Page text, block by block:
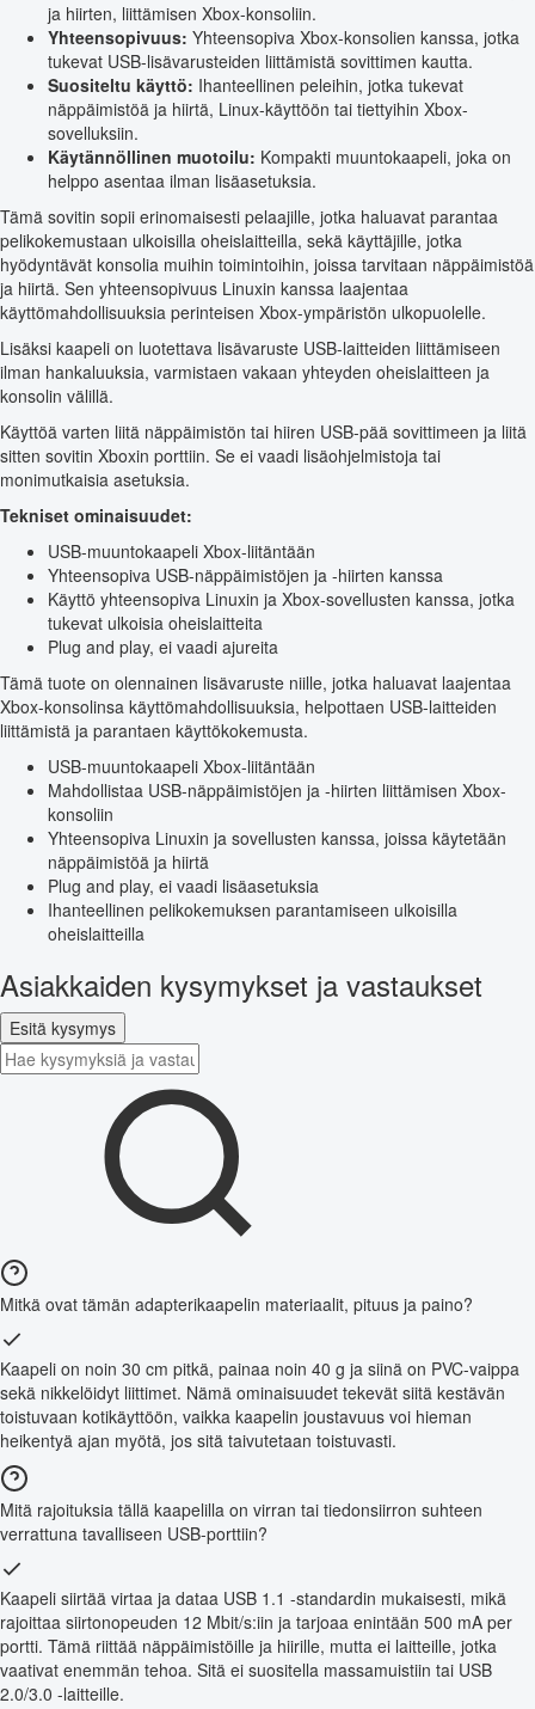
ja hiirten, liittämisen Xbox-konsoliin.
Yhteensopivuus: Yhteensopiva Xbox-konsolien kanssa, jotka
tukevat USB-lisävarusteiden liittämistä sovittimen kautta.
Suositeltu käyttö: Ihanteellinen peleihin, jotka tukevat
näppäimistöä ja hiirtä, Linux-käyttöön tai tiettyihin Xbox-
sovelluksiin.
Käytännöllinen muotoilu: Kompakti muuntokaapeli, joka on
helppo asentaa ilman lisäasetuksia.
Tämä sovitin sopii erinomaisesti pelaajille, jotka haluavat parantaa
pelikokemustaan ulkoisilla oheislaitteilla, sekä käyttäjille, jotka
hyödyntävät konsolia muihin toimintoihin, joissa tarvitaan näppäimistöä
ja hiirtä. Sen yhteensopivuus Linuxin kanssa laajentaa
käyttömahdollisuuksia perinteisen Xbox-ympäristön ulkopuolelle.
Lisäksi kaapeli on luotettava lisävaruste USB-laitteiden liittämiseen
ilman hankaluuksia, varmistaen vakaan yhteyden oheislaitteen ja
konsolin välillä.
Käyttöä varten liitä näppäimistön tai hiiren USB-pää sovittimeen ja liitä
sitten sovitin Xboxin porttiin. Se ei vaadi lisäohjelmistoja tai
monimutkaisia asetuksia.
Tekniset ominaisuudet:
USB-muuntokaapeli Xbox-liitäntään
Yhteensopiva USB-näppäimistöjen ja -hiirten kanssa
Käyttö yhteensopiva Linuxin ja Xbox-sovellusten kanssa, jotka
tukevat ulkoisia oheislaitteita
Plug and play, ei vaadi ajureita
Tämä tuote on olennainen lisävaruste niille, jotka haluavat laajentaa
Xbox-konsolinsa käyttömahdollisuuksia, helpottaen USB-laitteiden
liittämistä ja parantaen käyttökokemusta.
USB-muuntokaapeli Xbox-liitäntään
Mahdollistaa USB-näppäimistöjen ja -hiirten liittämisen Xbox-
konsoliin
Yhteensopiva Linuxin ja sovellusten kanssa, joissa käytetään
näppäimistöä ja hiirtä
Plug and play, ei vaadi lisäasetuksia
Ihanteellinen pelikokemuksen parantamiseen ulkoisilla
oheislaitteilla
Asiakkaiden kysymykset ja vastaukset
Esitä kysymys
Mitkä ovat tämän adapterikaapelin materiaalit, pituus ja paino?
Kaapeli on noin 30 cm pitkä, painaa noin 40 g ja siinä on PVC-vaippa
sekä nikkelöidyt liittimet. Nämä ominaisuudet tekevät siitä kestävän
toistuvaan kotikäyttöön, vaikka kaapelin joustavuus voi hieman
heikentyä ajan myötä, jos sitä taivutetaan toistuvasti.
Mitä rajoituksia tällä kaapelilla on virran tai tiedonsiirron suhteen
verrattuna tavalliseen USB-porttiin?
Kaapeli siirtää virtaa ja dataa USB 1.1 -standardin mukaisesti, mikä
rajoittaa siirtonopeuden 12 Mbit/s:iin ja tarjoaa enintään 500 mA per
portti. Tämä riittää näppäimistöille ja hiirille, mutta ei laitteille, jotka
vaativat enemmän tehoa. Sitä ei suositella massamuistiin tai USB
2.0/3.0 -laitteille.